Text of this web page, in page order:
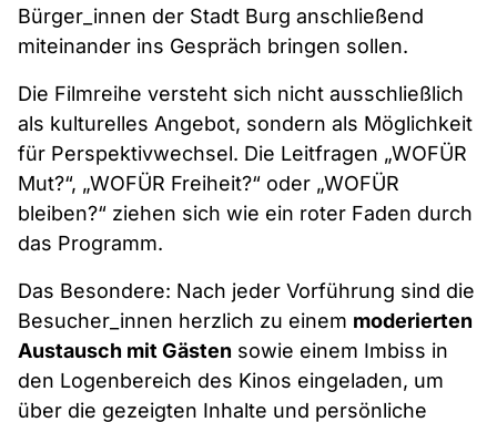
Bürger_innen der Stadt Burg anschließend
miteinander ins Gespräch bringen sollen.
Die Filmreihe versteht sich nicht ausschließlich
als kulturelles Angebot, sondern als Möglichkeit
für Perspektivwechsel. Die Leitfragen „WOFÜR
Mut?“, „WOFÜR Freiheit?“ oder „WOFÜR
bleiben?“ ziehen sich wie ein roter Faden durch
das Programm.
Das Besondere: Nach jeder Vorführung sind die
Besucher_innen herzlich zu einem moderierten
Austausch mit Gästen sowie einem Imbiss in
den Logenbereich des Kinos eingeladen, um
über die gezeigten Inhalte und persönliche